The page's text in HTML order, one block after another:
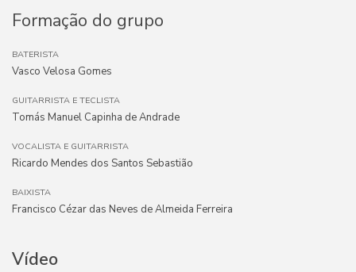
Formação do grupo
BATERISTA
Vasco Velosa Gomes
GUITARRISTA E TECLISTA
Tomás Manuel Capinha de Andrade
VOCALISTA E GUITARRISTA
Ricardo Mendes dos Santos Sebastião
BAIXISTA
Francisco Cézar das Neves de Almeida Ferreira
Vídeo